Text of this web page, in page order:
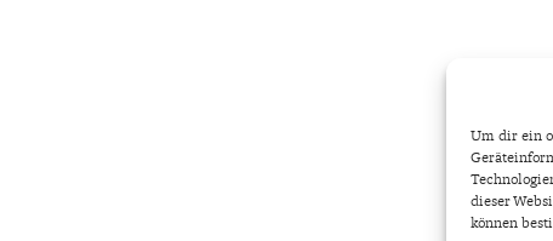
Um dir ein
dieser
können